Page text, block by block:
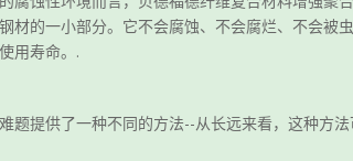
材的一小部分。它不会腐蚀、不会腐烂、不会
用寿命。.
题提供了一种不同的方法--从长远来看，这种方